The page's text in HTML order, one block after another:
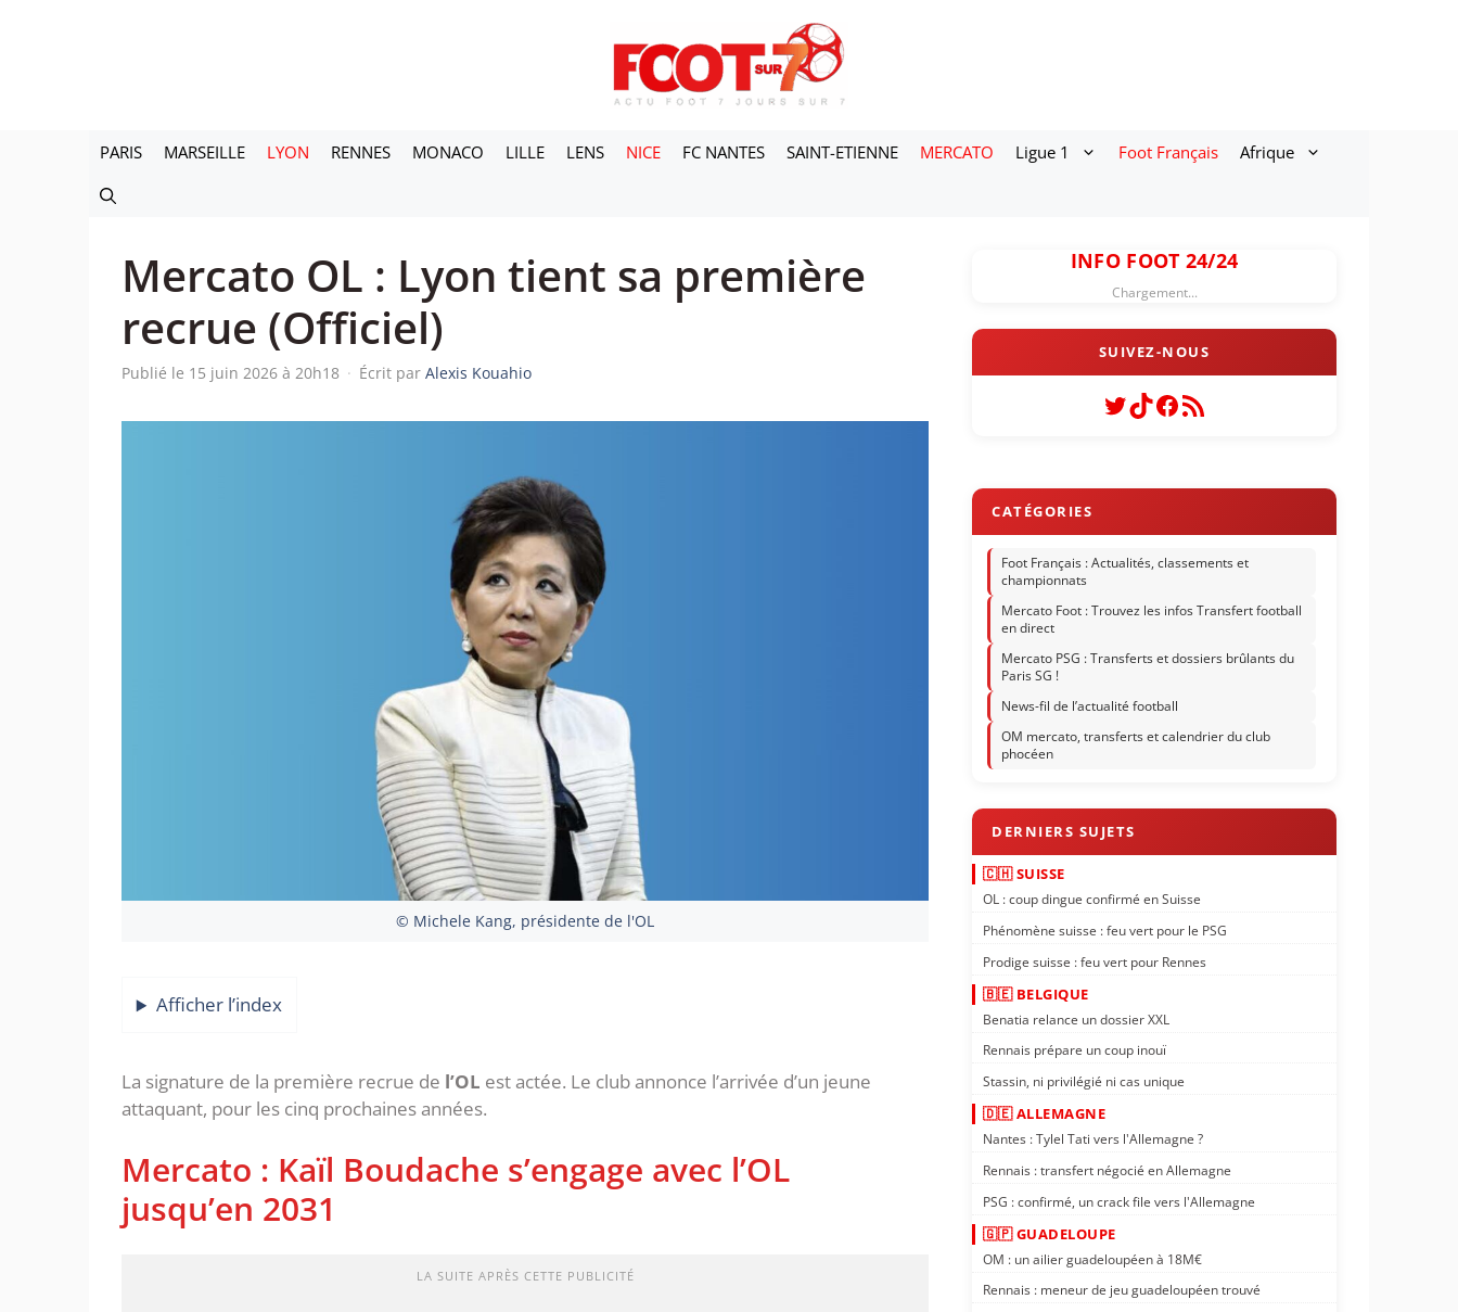
PARIS MARSEILLE LYON RENNES MONACO LILLE LENS NICE FC NANTES SAINT-ETIENNE MERCATO Ligue 1 Foot Français Afrique
Mercato OL : Lyon tient sa première
recrue (Officiel)
Publié le 15 juin 2026 à 20h18 · Écrit parAlexis Kouahio
© Michele Kang, présidente de l'OL
Afficher l’index
La signature de la première recrue de l’OL est actée. Le club annonce l’arrivée d’un jeune
attaquant, pour les cinq prochaines années.
Mercato : Kaïl Boudache s’engage avec l’OL
jusqu’en 2031
LA SUITE APRÈS CETTE PUBLICITÉ
INFO FOOT 24/24
Chargement...
Twitter
TikTok
Facebook
Flux RSS
Foot Français : Actualités, classements et
championnats
Mercato Foot : Trouvez les infos Transfert football
en direct
Mercato PSG : Transferts et dossiers brûlants du
Paris SG !
News-fil de l’actualité football
OM mercato, transferts et calendrier du club
phocéen
🇨🇭 SUISSE
OL : coup dingue confirmé en Suisse
Phénomène suisse : feu vert pour le PSG
Prodige suisse : feu vert pour Rennes
🇧🇪 BELGIQUE
Benatia relance un dossier XXL
Rennais prépare un coup inouï
Stassin, ni privilégié ni cas unique
🇩🇪 ALLEMAGNE
Nantes : Tylel Tati vers l'Allemagne ?
Rennais : transfert négocié en Allemagne
PSG : confirmé, un crack file vers l'Allemagne
🇬🇵 GUADELOUPE
OM : un ailier guadeloupéen à 18M€
Rennais : meneur de jeu guadeloupéen trouvé